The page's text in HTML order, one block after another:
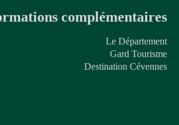
complémentaires
Le Département
Gard Tourisme
Destination Cévennes